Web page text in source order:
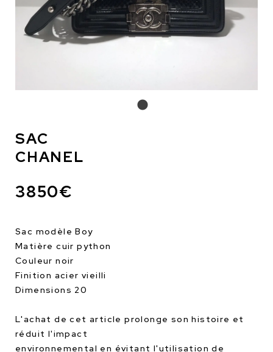
SAC
CHANEL
3850€
Sac modèle Boy
Matière cuir python
Couleur noir
Finition acier vieilli
Dimensions 20
L'achat de cet article prolonge son histoire et
réduit l'impact
environnemental en évitant l'utilisation de